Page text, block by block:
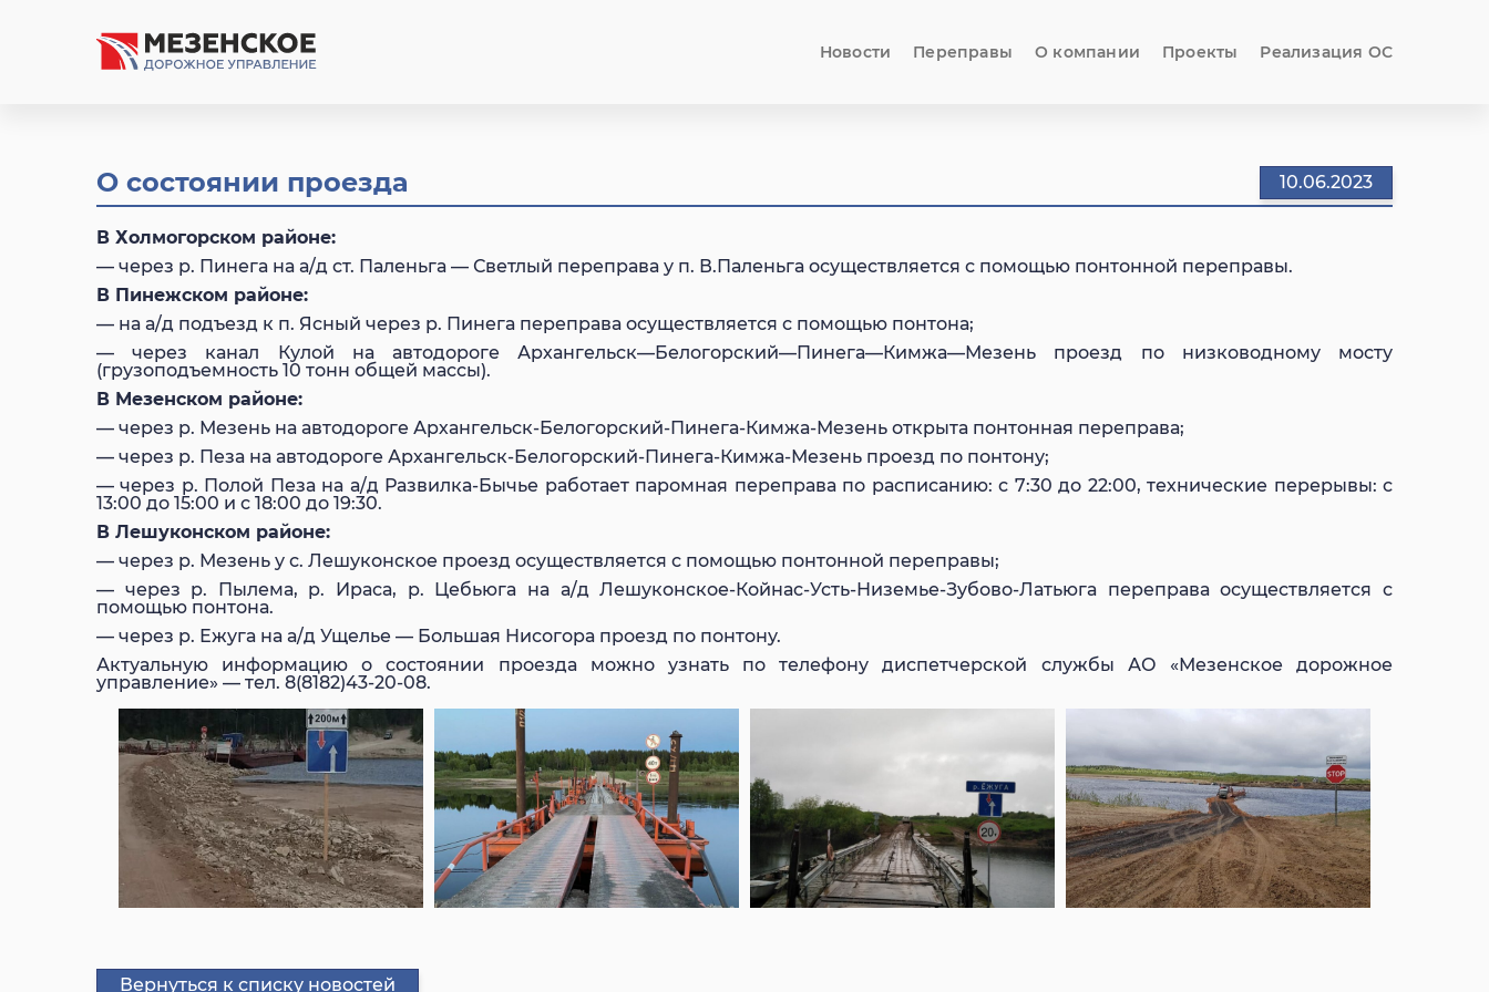
Новости Переправы О компании Проекты Реализация ОС
О состоянии проезда 10.06.2023
В Холмогорском районе:
— через р. Пинега на а/д ст. Паленьга — Светлый переправа у п. В.Паленьга осуществляется с помощью понтонной переправы.
В Пинежском районе:
— на а/д подъезд к п. Ясный через р. Пинега переправа осуществляется с помощью понтона;
— через канал Кулой на автодороге Архангельск—Белогорский—Пинега—Кимжа—Мезень проезд по низководному мосту
(грузоподъемность 10 тонн общей массы).
В Мезенском районе:
— через р. Мезень на автодороге Архангельск-Белогорский-Пинега-Кимжа-Мезень открыта понтонная переправа;
— через р. Пеза на автодороге Архангельск-Белогорский-Пинега-Кимжа-Мезень проезд по понтону;
— через р. Полой Пеза на а/д Развилка-Бычье работает паромная переправа по расписанию: с 7:30 до 22:00, технические перерывы: с
13:00 до 15:00 и с 18:00 до 19:30.
В Лешуконском районе:
— через р. Мезень у с. Лешуконское проезд осуществляется с помощью понтонной переправы;
— через р. Пылема, р. Ираса, р. Цебьюга на а/д Лешуконское-Койнас-Усть-Низемье-Зубово-Латьюга переправа осуществляется с
помощью понтона.
— через р. Ежуга на а/д Ущелье — Большая Нисогора проезд по понтону.
Актуальную информацию о состоянии проезда можно узнать по телефону диспетчерской службы АО «Мезенское дорожное
управление» — тел. 8(8182)43-20-08.
Вернуться к списку новостей